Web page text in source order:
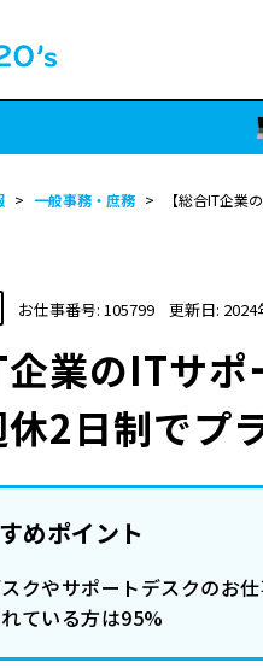
> 一般事務・庶務 > 【総合IT企業
お仕事番号: 105799 更新日: 2024
企業のITサ
休2日制でプ
めポイント
クやサポートデスクのお
ている方は95%